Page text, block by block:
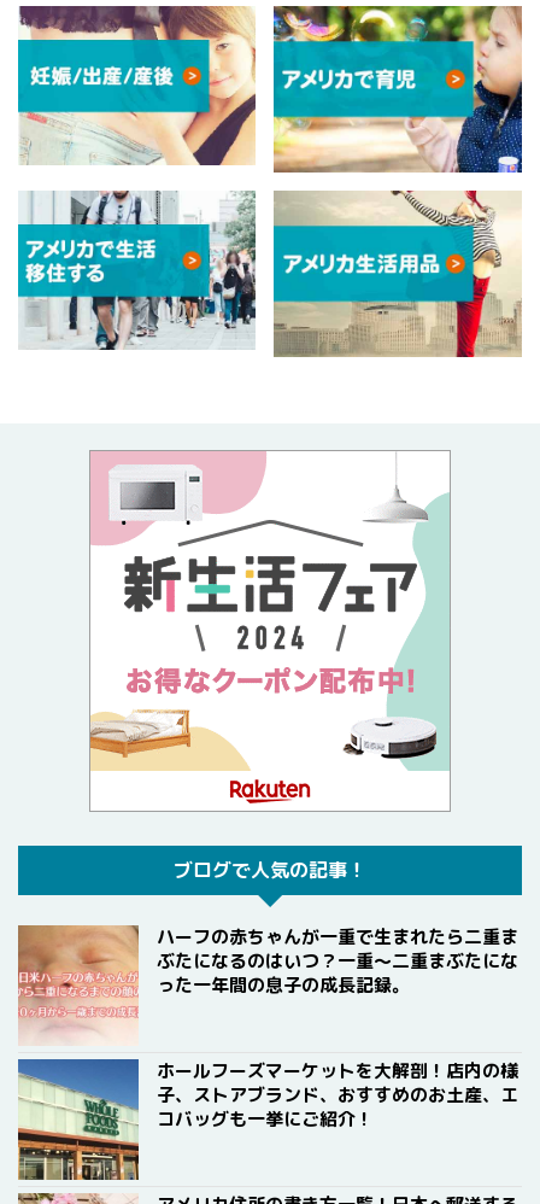
ブログで人気の記事！
ハーフの赤ちゃんが一重で生まれたら二重ま
ぶたになるのはいつ？一重〜二重まぶたにな
った一年間の息子の成長記録。
ホールフーズマーケットを大解剖！店内の様
子、ストアブランド、おすすめのお土産、エ
コバッグも一挙にご紹介！